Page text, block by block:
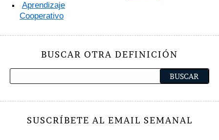
Aprendizaje
Cooperativo
BUSCAR OTRA DEFINICIÓN
SUSCRÍBETE AL EMAIL SEMANAL